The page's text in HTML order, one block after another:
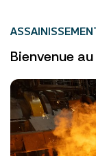
Bienvenue